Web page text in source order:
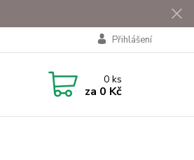
Přihlášení
0ks
za 0 Kč